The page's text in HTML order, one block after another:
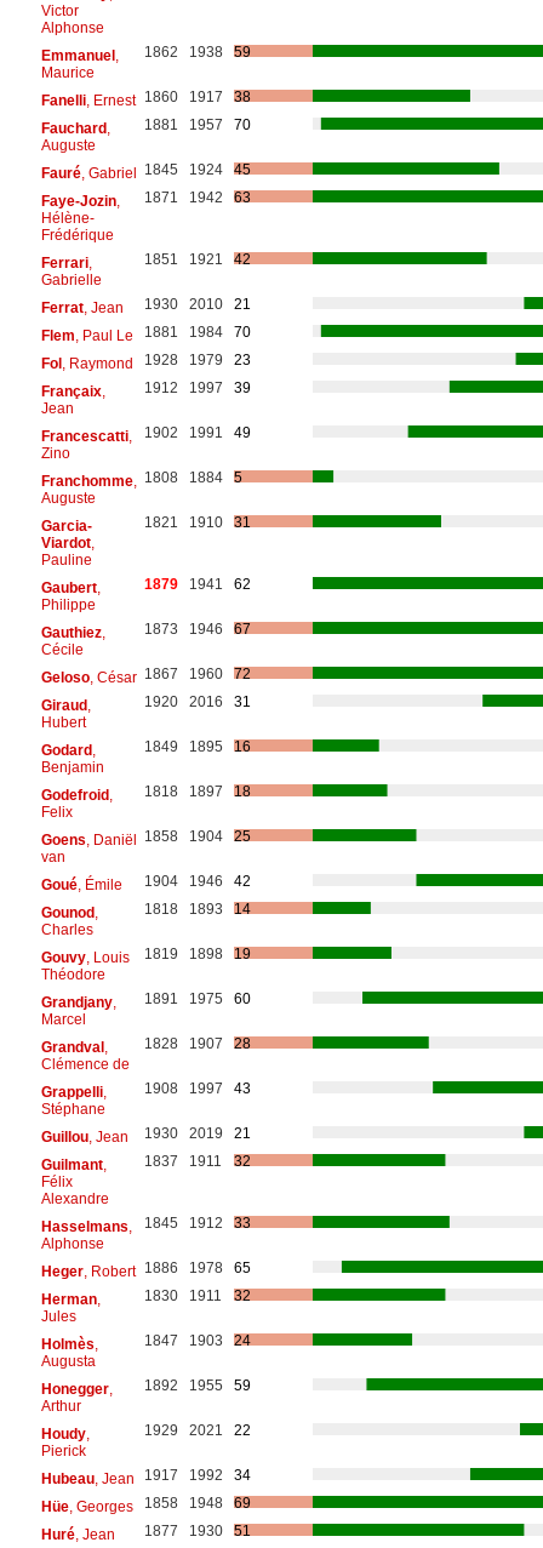
Victor
Alphonse
Emmanuel,
Maurice
1862 1938 59
Fanelli, Ernest 1860 1917
38
Fauchard,
Auguste
1881 1957 70
Fauré, Gabriel 1845 1924
45
Faye-Jozin,
Hélène-
Frédérique
1871 1942 63
Ferrari,
Gabrielle
1851 1921 42
Ferrat, Jean 1930 2010
21
Flem , Paul Le 1881 1984
70
Fol, Raymond 1928 1979
23
Françaix,
Jean
1912 1997 39
Francescatti,
Zino
1902 1991 49
Franchomme,
Auguste
1808 1884 5
Garcia-
Viardot,
Pauline
1821 1910 31
Gaubert,
Philippe
1879 1941 62
Gauthiez,
Cécile
1873 1946 67
Geloso, César 1867 1960
72
Giraud,
Hubert
1920 2016 31
Godard,
Benjamin
1849 1895 16
Godefroid,
Felix
1818 1897 18
Goens , Daniël
van
1858 1904 25
Goué, Émile 1904 1946
42
Gounod,
Charles
1818 1893 14
Gouvy, Louis
Théodore
1819 1898 19
Grandjany,
Marcel
1891 1975 60
Grandval,
Clémence de
1828 1907 28
Grappelli,
Stéphane
1908 1997 43
Guillou, Jean 1930 2019
21
Guilmant,
Félix
Alexandre
1837 1911 32
Hasselmans
Alphonse
1845 1912 33
Heger, Robert 1886 1978
65
Herman,
Jules
1830 1911 32
Holmès
Augusta
1847 1903 24
Honegger,
Arthur
1892 1955 59
Houdy,
Pierick
1929 2021 22
Hubeau, Jean 1917 1992
34
Hüe, Georges 1858 1948
69
Huré, Jean 1877 1930
51